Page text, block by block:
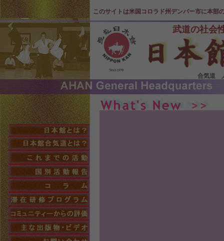
合気道
武道の社会
このサイトは米国コロラド州デンバー市に本